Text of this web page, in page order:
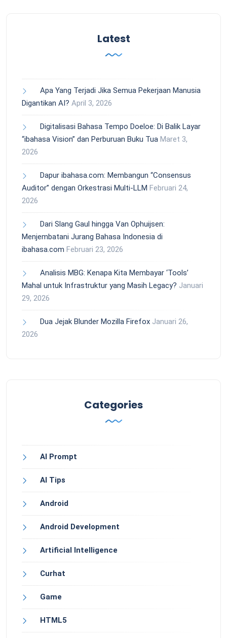
Latest
Apa Yang Terjadi Jika Semua Pekerjaan Manusia
Digantikan AI? April 3, 2026
Digitalisasi Bahasa Tempo Doeloe: Di Balik Layar
“ibahasa Vision” dan Perburuan Buku Tua Maret 3,
2026
Dapur ibahasa.com: Membangun “Consensus
Auditor” dengan Orkestrasi Multi-LLM Februari 24,
2026
Dari Slang Gaul hingga Van Ophuijsen:
Menjembatani Jurang Bahasa Indonesia di
ibahasa.com Februari 23, 2026
Analisis MBG: Kenapa Kita Membayar ‘Tools’
Mahal untuk Infrastruktur yang Masih Legacy? Januari
29, 2026
Dua Jejak Blunder Mozilla Firefox Januari 26,
2026
Categories
AI Prompt
AI Tips
Android
Android Development
Artificial Intelligence
Curhat
Game
HTML5